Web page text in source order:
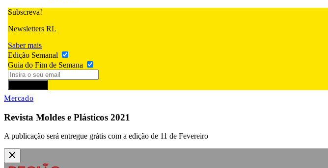
Subscreva!
Newsletters RL
Saber mais
Edição Semanal
Guia do Fim de Semana
Mercado
Revista Moldes e Plásticos 2021
A publicação será entregue grátis com a edição de 11 de Fevereiro